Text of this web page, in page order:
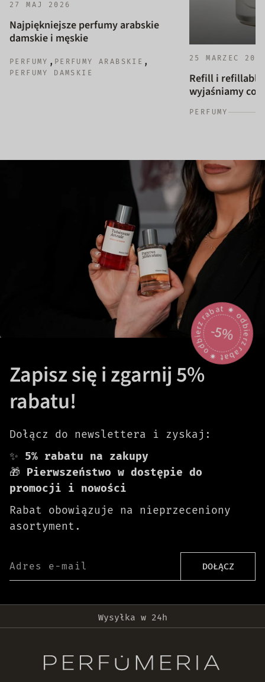
27 MAJ 2026
Najpiękniejsze perfumy arabskie
damskie i męskie
PERFUMY , PERFUMY ARABSKIE ,
PERFUMY DAMSKIE
25 MARZEC
Refill i refillable
wyjaśniamy co
PERFUMY
odbierz rabat 🟎 odbierz rabat 🟎
-5%
Zapisz się i zgarnij 5%
rabatu!
Dołącz do newslettera i zyskaj:
✨ 5% rabatu na zakupy
🎁 Pierwszeństwo w dostępie do
promocji i nowości
Rabat obowiązuje na nieprzeceniony
asortyment.
Adres e-mail DOŁĄCZ
Wysyłka w 24h
30 dni na zwrot zamówienia